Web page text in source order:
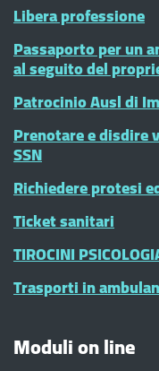
Libera professione
Passaporto per un
al seguito del
Patrocinio Ausl di
Prenotare e disdire
SSN
Richiedere protesi
Ticket sanitari
TIROCINI
Trasporti in
Moduli on line